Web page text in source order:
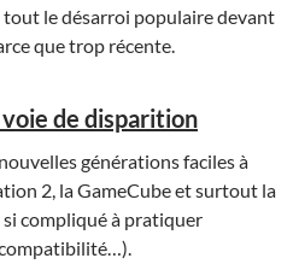
le désarroi populaire devant
que trop récente.
voie de disparition
générations faciles à
2, la GameCube et surtout la
si compliqué à pratiquer